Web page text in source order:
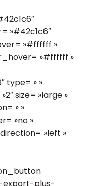
»#42c1c6″
»#ffffff »
»#ffffff »
type= » »
size= »large »
» »
»no »
»left »